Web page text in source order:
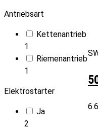
Antriebsart
Kettenantrieb
1
Riemenantrieb
1
Elektrostarter
Ja
2